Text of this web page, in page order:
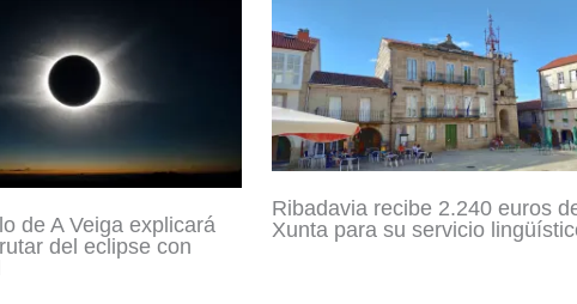
de A Veiga explicará
del eclipse con
Ribadavia recibe 2.240 euros
Xunta para su servicio